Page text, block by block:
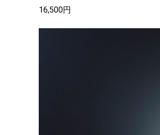
16,500円